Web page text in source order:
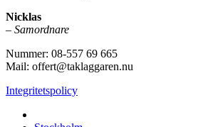
Nicklas
– Samordnare
Nummer: 08-557 69 665
Mail: offert@taklaggaren.nu
Integritetspolicy